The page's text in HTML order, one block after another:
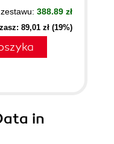
388.89 zł
89,01 zł (19%)
in